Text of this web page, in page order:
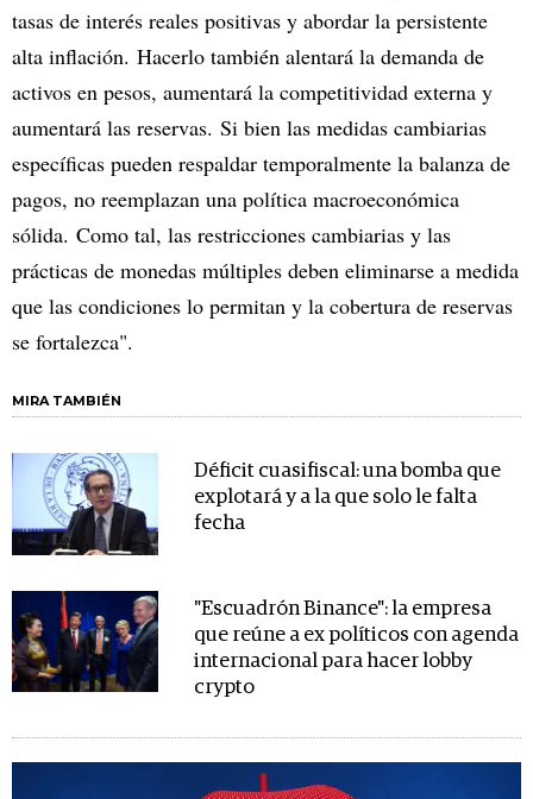
tasas de interés reales positivas y abordar la persistente
alta inflación. Hacerlo también alentará la demanda de
activos en pesos, aumentará la competitividad externa y
aumentará las reservas. Si bien las medidas cambiarias
específicas pueden respaldar temporalmente la balanza de
pagos, no reemplazan una política macroeconómica
sólida. Como tal, las restricciones cambiarias y las
prácticas de monedas múltiples deben eliminarse a medida
que las condiciones lo permitan y la cobertura de reservas
se fortalezca".
MIRA TAMBIÉN
Déficit cuasifiscal: una bomba que
explotará y a la que solo le falta
fecha
"Escuadrón Binance": la empresa
que reúne a ex políticos con agenda
internacional para hacer lobby
crypto